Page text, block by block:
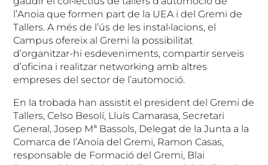
l’Anoia que formen part de la UEA i del Gremi de
Tallers. A més de l’ús de les instal•lacions, el
Campus ofereix al Gremi la possibilitat
d’organitzar-hi esdeveniments, compartir serveis
d’oficina i realitzar networking amb altres
empreses del sector de l’automoció.
En la trobada han assistit el president del Gremi de
Tallers, Celso Besolí, Lluís Camarasa, Secretari
General, Josep Mª Bassols, Delegat de la Junta a la
Comarca de l’Anoia del Gremi, Ramon Casas,
responsable de Formació del Gremi, Blai